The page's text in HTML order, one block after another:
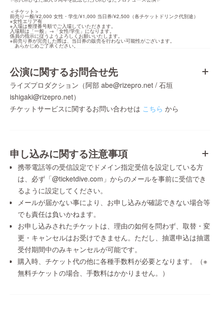
＜チケット＞
前売り一般/¥2,000 女性・学生/¥1,000 当日券/¥2,500（各チケットドリンク代別途）
※女性エリア有
※入場は整理番号順でご入場していただきます。
入場順は「一般」→「女性/学生」になります。
係員の指示に従うようよろしくお願いいたします。
※前売り券が完売した際は、当日券の販売を行わない可能性がございます。
あらかじめご了承ください。
公演に関するお問合せ先
ライズプロダクション（阿部 abe@rizepro.net / 石垣
ishigaki@rizepro.net）
チケットサービスに関するお問い合わせは こちら から
申し込みに関する注意事項
携帯電話等の受信設定でドメイン指定受信を設定している方
は、必ず「@ticketdive.com」からのメールを事前に受信でき
るように設定してください。
メールが届かない事により、お申し込みが確認できない場合等
でも責任は負いかねます。
お申し込みされたチケットは、理由の如何を問わず、取替・変
更・キャンセルはお受けできません。ただし、抽選申込は抽選
受付期間中のみキャンセルが可能です。
購入時、チケット代の他に各種手数料が必要となります。（※
無料チケットの場合、手数料はかかりません。）